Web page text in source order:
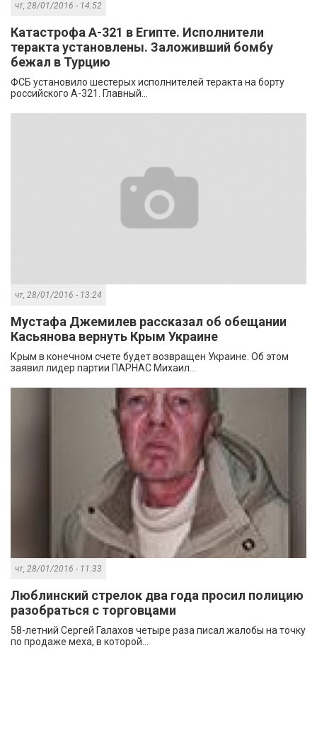
чт, 28/01/2016 - 14:52
Катастрофа А-321 в Египте. Исполнители
теракта установлены. Заложивший бомбу
бежал в Турцию
ФСБ установило шестерых исполнителей теракта на борту
российского А-321. Главный...
чт, 28/01/2016 - 13:24
Мустафа Джемилев рассказал об обещании
Касьянова вернуть Крым Украине
Крым в конечном счете будет возвращен Украине. Об этом
заявил лидер партии ПАРНАС Михаил...
чт, 28/01/2016 - 11:33
Люблинский стрелок два года просил полицию
разобраться с торговцами
58-летний Сергей Галахов четыре раза писал жалобы на точку
по продаже меха, в которой...